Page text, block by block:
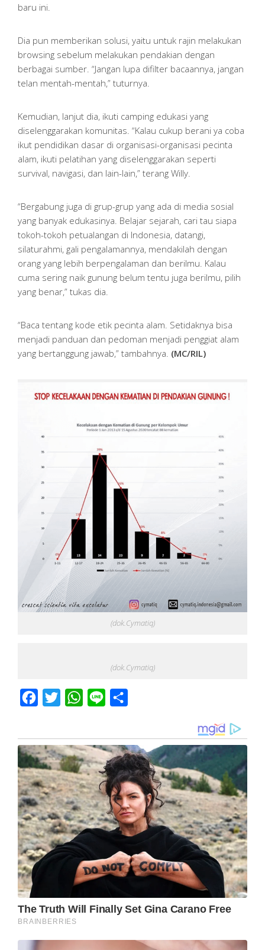
baru ini.
Dia pun memberikan solusi, yaitu untuk rajin melakukan
browsing sebelum melakukan pendakian dengan
berbagai sumber. “Jangan lupa difilter bacaannya, jangan
telan mentah-mentah,” tuturnya.
Kemudian, lanjut dia, ikuti camping edukasi yang
diselenggarakan komunitas. “Kalau cukup berani ya coba
ikut pendidikan dasar di organisasi-organisasi pecinta
alam, ikuti pelatihan yang diselenggarakan seperti
survival, navigasi, dan lain-lain,” terang Willy.
“Bergabung juga di grup-grup yang ada di media sosial
yang banyak edukasinya. Belajar sejarah, cari tau siapa
tokoh-tokoh petualangan di Indonesia, datangi,
silaturahmi, gali pengalamannya, mendakilah dengan
orang yang lebih berpengalaman dan berilmu. Kalau
cuma sering naik gunung belum tentu juga berilmu, pilih
yang benar,” tukas dia.
“Baca tentang kode etik pecinta alam. Setidaknya bisa
menjadi panduan dan pedoman menjadi penggiat alam
yang bertanggung jawab,” tambahnya. (MC/RIL)
(dok.Cymatiq)
(dok.Cymatiq)
Facebook
Twitter WhatsApp
Line